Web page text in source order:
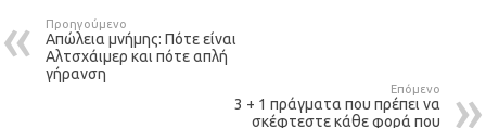
Προηγούμενο
Απώλεια μνήμης: Πότε είναι
Αλτσχάιμερ και πότε απλή
γήρανση
Επόμενο
3 + 1 πράγματα που πρέπει να
σκέφτεστε κάθε φορά που